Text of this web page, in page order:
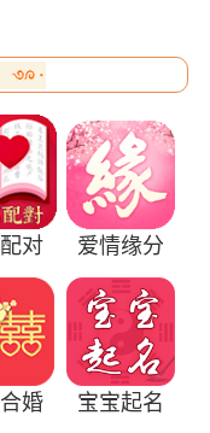
对 爱情缘分
婚 宝宝起名